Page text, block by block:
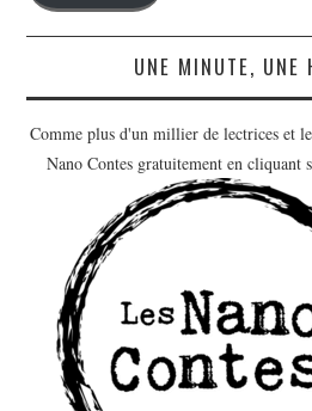
UNE MINUTE, UNE
Comme plus d'un millier de lectrices et
Nano Contes gratuitement en cliquant